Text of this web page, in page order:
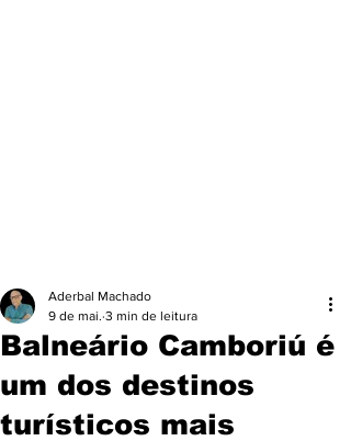
Balneário Camboriú é
um dos destinos
turísticos mais
Aderbal Machado
9 de mai. 3 min de leitura